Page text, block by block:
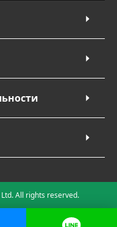
All rights reserved.